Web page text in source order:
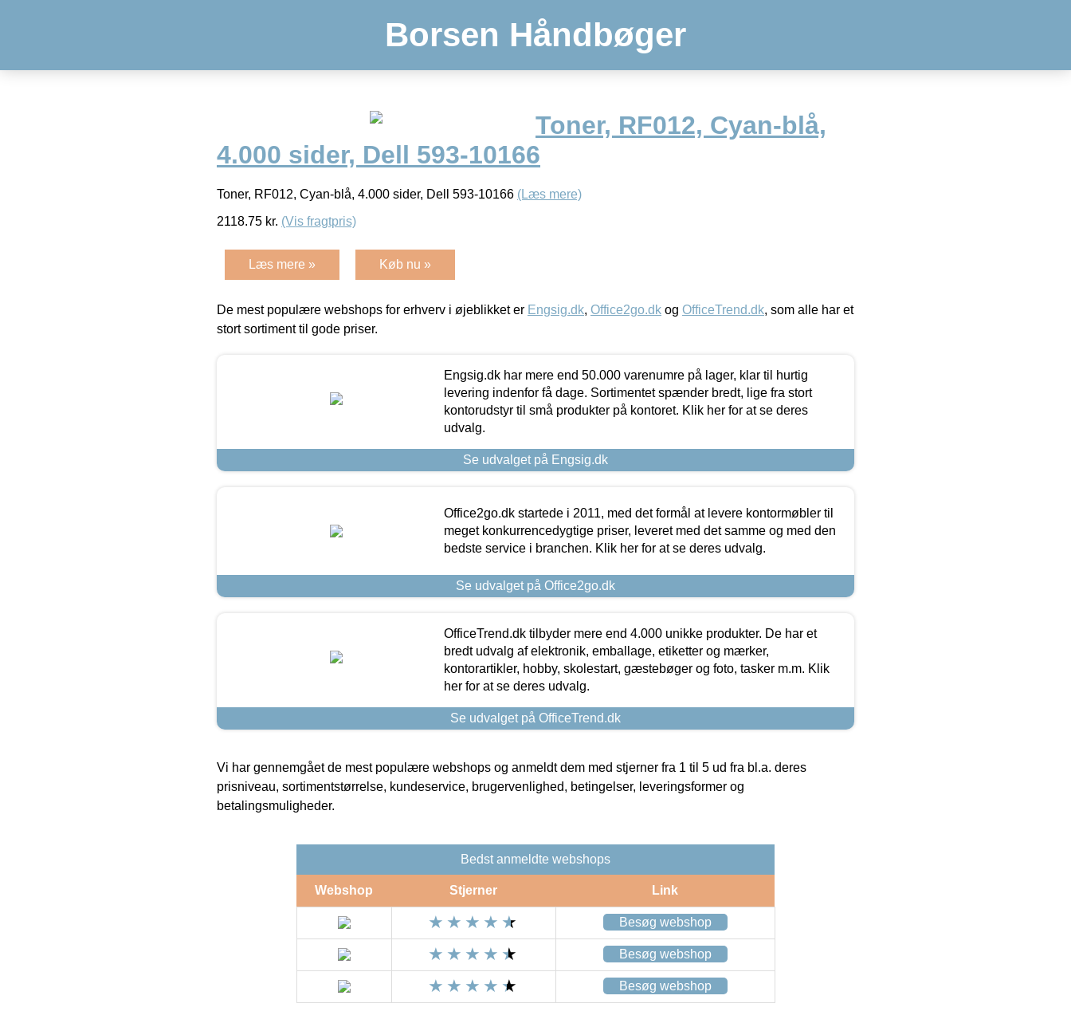
Borsen Håndbøger
Toner, RF012, Cyan-blå,
4.000 sider, Dell 593-10166
Toner, RF012, Cyan-blå, 4.000 sider, Dell 593-10166 (Læs mere)
2118.75 kr. (Vis fragtpris)
Læs mere » Køb nu »
De mest populære webshops for erhverv i øjeblikket er Engsig.dk, Office2go.dk og OfficeTrend.dk, som alle har et
stort sortiment til gode priser.
Engsig.dk har mere end 50.000 varenumre på lager, klar til hurtig
levering indenfor få dage. Sortimentet spænder bredt, lige fra stort
kontorudstyr til små produkter på kontoret. Klik her for at se deres
udvalg.
Se udvalget på Engsig.dk
Office2go.dk startede i 2011, med det formål at levere kontormøbler til
meget konkurrencedygtige priser, leveret med det samme og med den
bedste service i branchen. Klik her for at se deres udvalg.
Se udvalget på Office2go.dk
OfficeTrend.dk tilbyder mere end 4.000 unikke produkter. De har et
bredt udvalg af elektronik, emballage, etiketter og mærker,
kontorartikler, hobby, skolestart, gæstebøger og foto, tasker m.m. Klik
her for at se deres udvalg.
Se udvalget på OfficeTrend.dk
Vi har gennemgået de mest populære webshops og anmeldt dem med stjerner fra 1 til 5 ud fra bl.a. deres
prisniveau, sortimentstørrelse, kundeservice, brugervenlighed, betingelser, leveringsformer og
betalingsmuligheder.
Bedst anmeldte webshops
Webshop Stjerner Link
Besøg webshop
Besøg webshop
Besøg webshop